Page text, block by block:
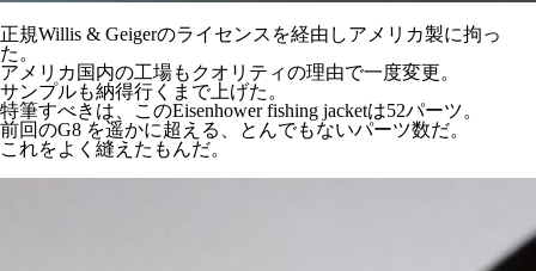
正規Willis & Geigerのライセンスを経由しアメリカ製に拘っ
た。
アメリカ国内の工場もクオリティの理由で一度変更。
サンプルも納得行くまで上げた。
特筆すべきは、このEisenhower fishing jacketは52パーツ。
前回のG8 を遥かに超える、とんでもないパーツ数だ。
これをよく縫えたもんだ。